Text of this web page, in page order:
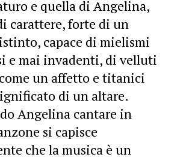
e quella di Angelina,
carattere, forte di un
capace di mielismi
e mai invadenti, di velluti
un affetto e titanici
di un altare.
Angelina cantare in
si capisce
che la musica è un